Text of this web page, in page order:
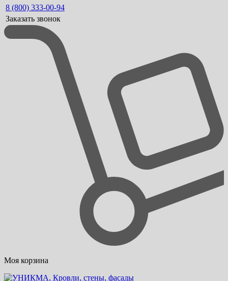
8 (800) 333-00-94
Заказать звонок
Моя корзина